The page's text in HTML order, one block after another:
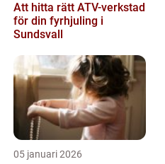
Att hitta rätt ATV-verkstad
för din fyrhjuling i
Sundsvall
05 januari 2026